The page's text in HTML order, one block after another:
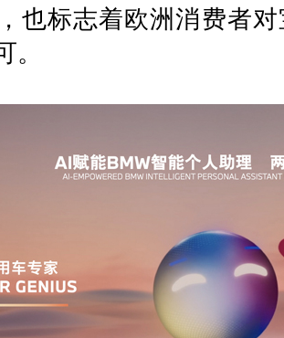
也标志着欧洲消费者
。